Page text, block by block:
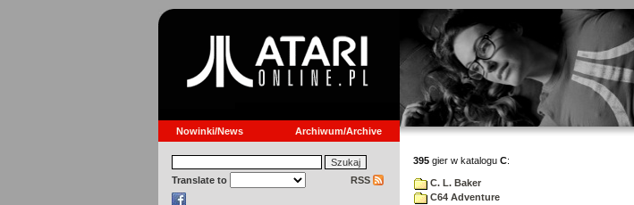
Nowinki/News Archiwum/Archive
Translate to RSS
395 gier w katalogu C:
C. L. Baker
C64 Adventure